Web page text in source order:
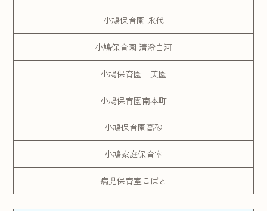
小鳩保育園 永代
小鳩保育園 清澄白河
小鳩保育園 美園
小鳩保育園南本町
小鳩保育園高砂
小鳩家庭保育室
病児保育室こばと